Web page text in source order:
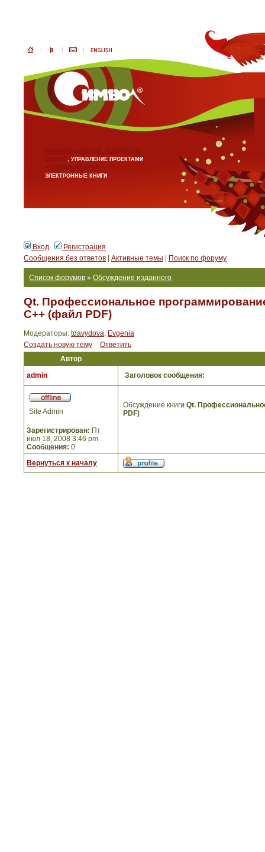
ИНФОРМАЦИОННЫЕ ТЕХНОЛОГИИ
БИЗНЕС, УПРАВЛЕНИЕ ПРОЕКТАМИ
АНГЛИЙСКИЙ ЯЗЫК
ЭЛЕКТРОННЫЕ КНИГИ
Вход
Регистрация
Сообщения без ответов
Активные темы Поиск по форуму
Список форумов » Обсуждение изданного
Qt. Профессиональное
С++ (файл PDF)
Модераторы: tdavydova, Evgenia
Создать новую тему
Ответить
Автор
admin
Заголовок сообщения:
Site Admin
Зарегистрирован: Пт
июл 18, 2008 3:46 pm
Сообщения: 0
Обсуждение книги Qt.
PDF)
Вернуться к началу